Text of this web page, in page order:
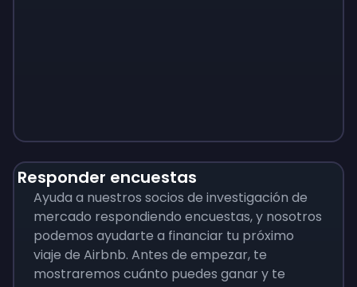
Responder encuestas
Ayuda a nuestros socios de investigación de
mercado respondiendo encuestas, y nosotros
podemos ayudarte a financiar tu próximo
viaje de Airbnb. Antes de empezar, te
mostraremos cuánto puedes ganar y te